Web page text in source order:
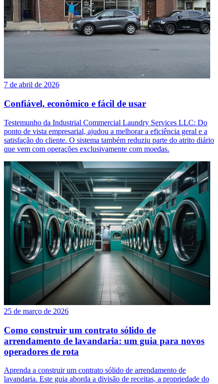
7 de abril de 2026
Confiável, econômico e fácil de usar
Testemunho da Industrial Commercial Laundry Services LLC: Do
ponto de vista empresarial, ajudou a melhorar a eficiência geral e a
satisfação do cliente. O sistema também reduziu parte do atrito diário
que vem com operações exclusivamente com moedas.
25 de março de 2026
Como construir um contrato sólido de
arrendamento de lavandaria: um guia para novos
operadores de rota
Aprenda a construir um contrato sólido de arrendamento de
lavandaria. Este guia aborda a divisão de receitas, a propriedade do